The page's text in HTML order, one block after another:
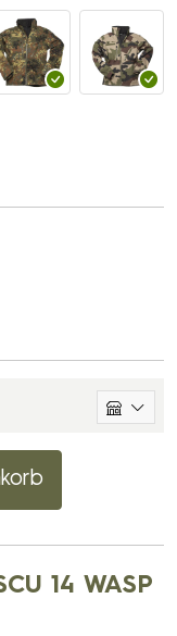
14 WASP